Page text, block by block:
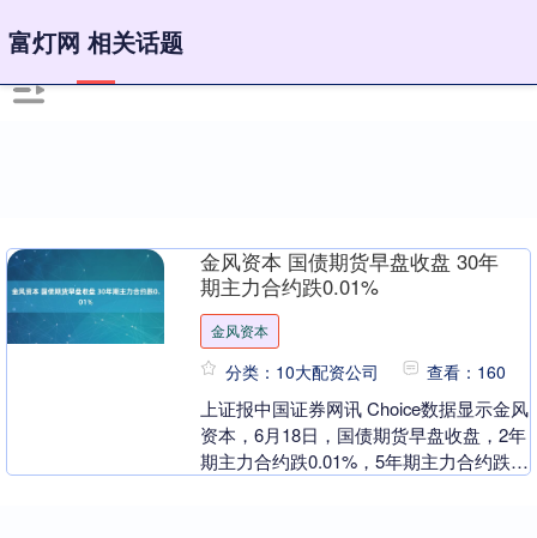
富灯网 相关话题
金风资本 国债期货早盘收盘 30年
期主力合约跌0.01%
金风资本
分类：10大配资公司 查看：160
上证报中国证券网讯 Choice数据显示金风
资本，6月18日，国债期货早盘收盘，2年
期主力合约跌0.01%，5年期主力合约跌